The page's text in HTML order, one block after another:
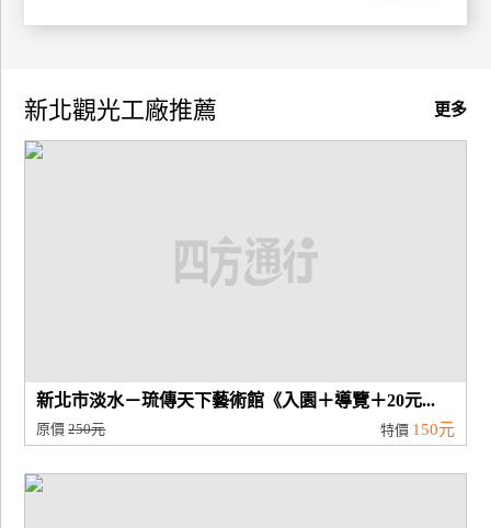
更多
新北觀光工廠推薦
新北市淡水－琉傳天下藝術館《入園＋導覽＋20元...
原價250元 特價 150元